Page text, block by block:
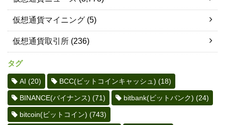
仮想通貨マイニング (5)
仮想通貨取引所 (236)
タグ
AI (20) BCC(ビットコインキャッシュ) (18)
BINANCE(バイナンス) (71) bitbank(ビットバンク) (24)
bitcoin(ビットコイン) (743)